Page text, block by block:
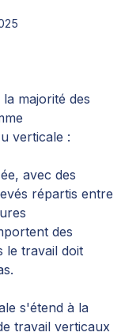
majorité des
verticale :
avec des
répartis entre
des
le travail doit
s'étend à la
travail verticaux